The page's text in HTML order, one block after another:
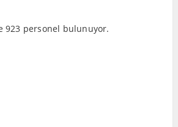
923 personel bulunuyor.